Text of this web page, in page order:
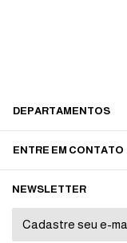
DEPARTAMENTOS
ENTRE EM CONTATO
NEWSLETTER